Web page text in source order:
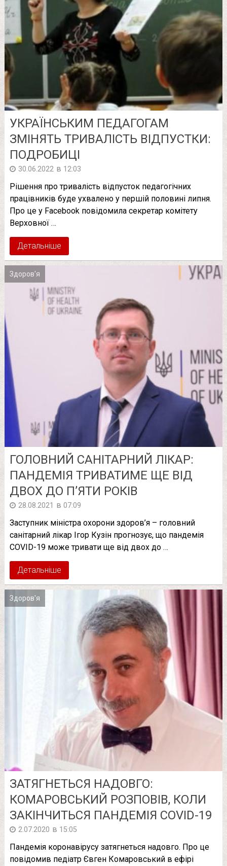
УКРАЇНСЬКИМ ПЕДАГОГАМ
ЗМІНЯТЬ ТРИВАЛІСТЬ ВІДПУСТКИ:
ПОДРОБИЦІ
30.06.2022 в 12:03
Рішення про тривалість відпусток педагогічних
працівників буде ухвалено у першій половині липня.
Про це у Facebook повідомила секретар комітету
Верховної …
Детальніше
Здоров'я
ГОЛОВНИЙ САНІТАРНИЙ ЛІКАР:
ПАНДЕМІЯ ТРИВАТИМЕ ЩЕ ВІД
ДВОХ ДО П’ЯТИ РОКІВ
28.08.2021 в 07:09
Заступник міністра охорони здоров’я – головний
санітарний лікар Ігор Кузін прогнозує, що пандемія
COVID-19 може тривати ще від двох до …
Детальніше
Здоров'я
ЗАТЯГНЕТЬСЯ НАДОВГО:
КОМАРОВСЬКИЙ РОЗПОВІВ, КОЛИ
ЗАКІНЧИТЬСЯ ПАНДЕМІЯ COVID-19
2.07.2020 в 15:05
Пандемія коронавірусу затягнеться надовго. Про це
повідомив педіатр Євген Комаровський в ефірі